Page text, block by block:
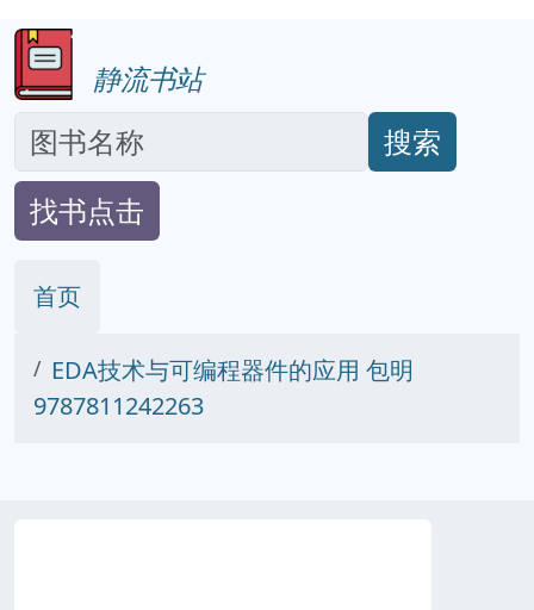
静流书站
搜索
找书点击
首页
EDA技术与可编程器件的应用 包明
9787811242263